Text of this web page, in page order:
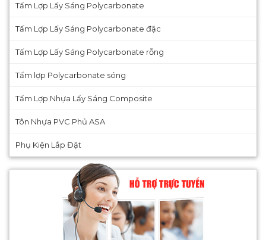
Tấm Lợp Lấy Sáng Polycarbonate
Tấm Lợp Lấy Sáng Polycarbonate đặc
Tấm Lợp Lấy Sáng Polycarbonate rỗng
Tấm lợp Polycarbonate sóng
Tấm Lợp Nhựa Lấy Sáng Composite
Tôn Nhựa PVC Phủ ASA
Phụ Kiện Lắp Đặt